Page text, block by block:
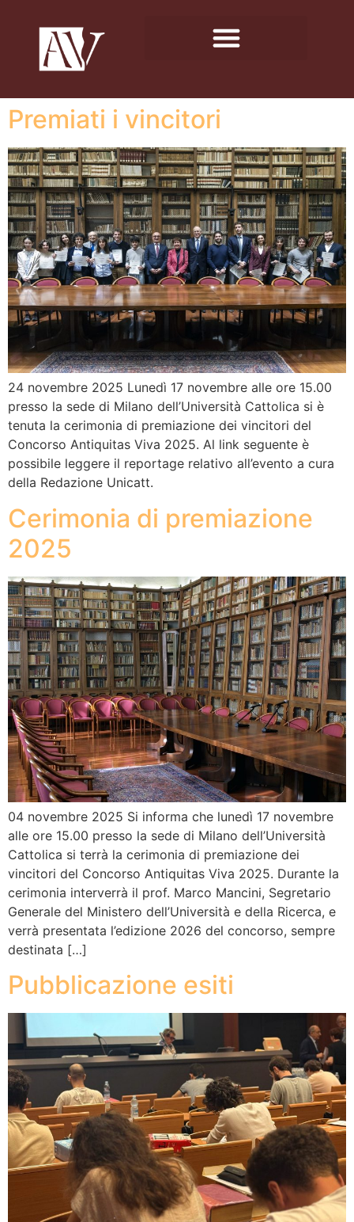
Premiati i vincitori
24 novembre 2025 Lunedì 17 novembre alle ore 15.00
presso la sede di Milano dell’Università Cattolica si è
tenuta la cerimonia di premiazione dei vincitori del
Concorso Antiquitas Viva 2025. Al link seguente è
possibile leggere il reportage relativo all’evento a cura
della Redazione Unicatt.
Cerimonia di premiazione
2025
04 novembre 2025 Si informa che lunedì 17 novembre
alle ore 15.00 presso la sede di Milano dell’Università
Cattolica si terrà la cerimonia di premiazione dei
vincitori del Concorso Antiquitas Viva 2025. Durante la
cerimonia interverrà il prof. Marco Mancini, Segretario
Generale del Ministero dell’Università e della Ricerca, e
verrà presentata l’edizione 2026 del concorso, sempre
destinata […]
Pubblicazione esiti